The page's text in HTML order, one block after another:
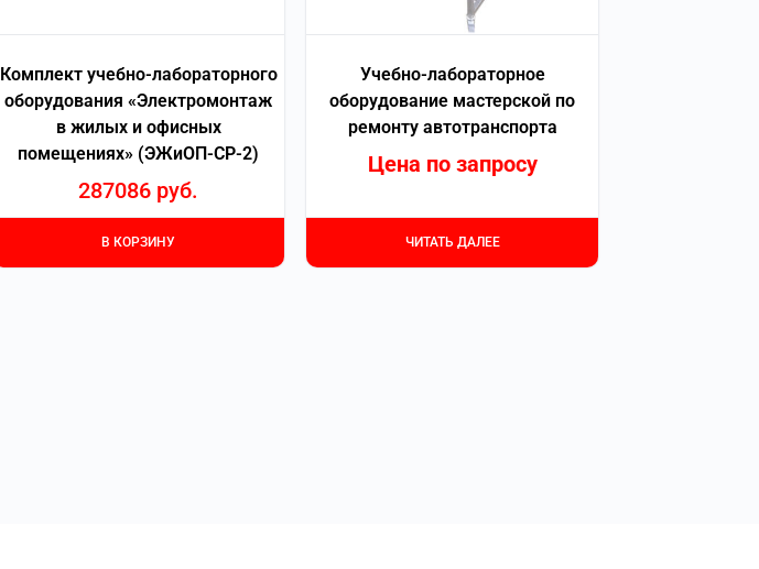
Комплект учебно-лабораторного
оборудования «Электромонтаж
в жилых и офисных
помещениях» (ЭЖиОП-СР-2)
287086 руб.
В КОРЗИНУ
Учебно-лабораторное
оборудование мастерской по
ремонту автотранспорта
Цена по запросу
ЧИТАТЬ ДАЛЕЕ